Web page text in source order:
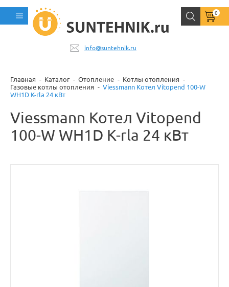
info@suntehnik.ru
0
Главная Каталог Отопление
Котлы отопления
Газовые котлы отопления
Viessmann Котел Vitopend 100-W
WH1D K-rla 24 кВт
Viessmann Котел Vitopend
100-W WH1D K-rla 24 кВт